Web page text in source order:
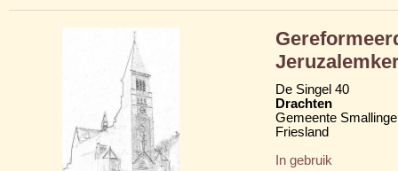
De Singel 40
Drachten
Gemeente
Friesland
In gebruik